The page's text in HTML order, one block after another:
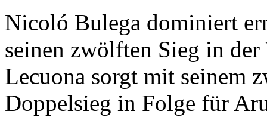
Nicoló Bulega dominiert
seinen zwölften Sieg in
Lecuona sorgt mit seinem
Doppelsieg in Folge für